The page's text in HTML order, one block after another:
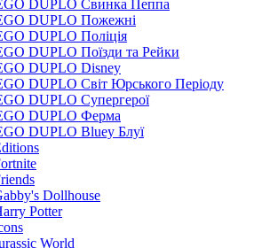
DUPLO Свинка Пеппа
DUPLO Пожежні
DUPLO Поліція
DUPLO Поїзди та Рейки
DUPLO Disney
DUPLO Світ Юрського Періоду
DUPLO Супергерої
DUPLO Ферма
DUPLO Bluey Блуї
Dollhouse
Potter
World